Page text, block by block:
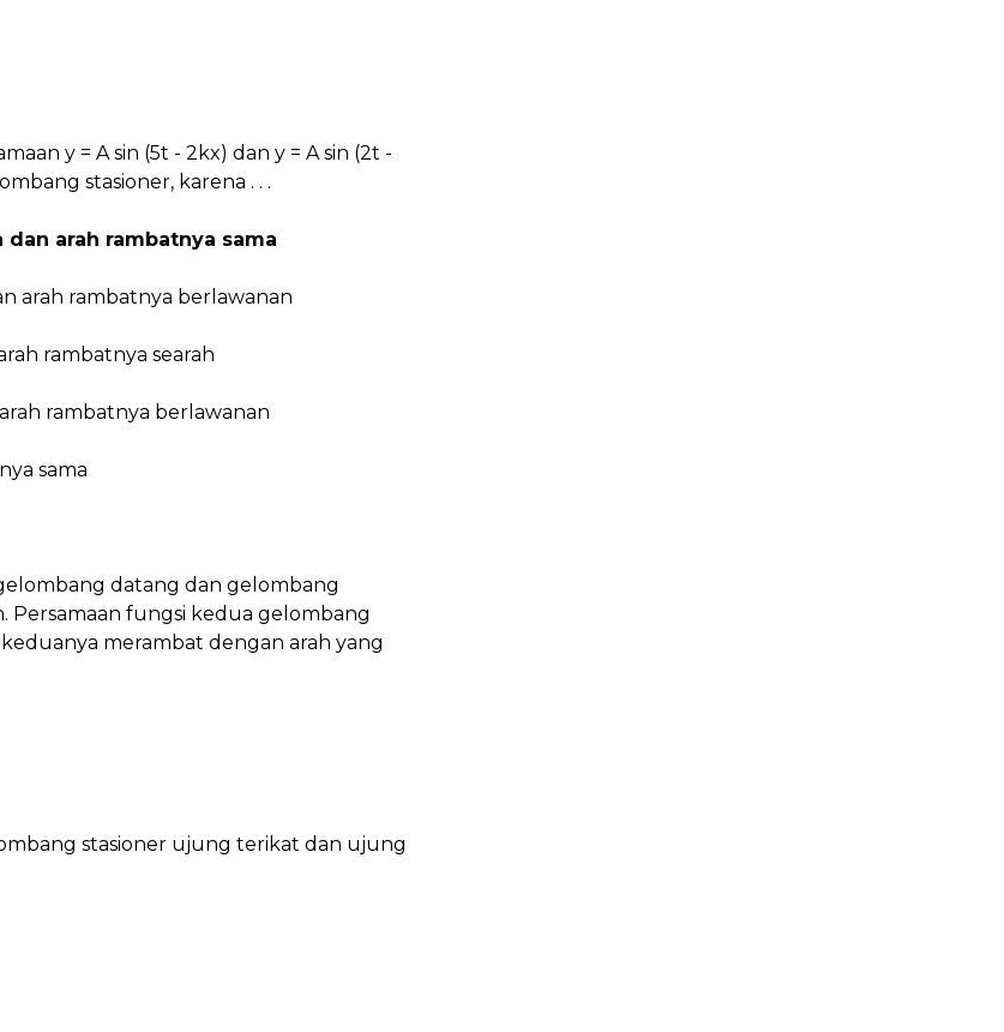
y = A sin (5t - 2kx) dan y = A sin (2t -
stasioner, karena . . .
arah rambatnya sama
arah rambatnya berlawanan
rambatnya searah
rambatnya berlawanan
sama
datang dan gelombang
Persamaan fungsi kedua gelombang
merambat dengan arah yang
stasioner ujung terikat dan ujung